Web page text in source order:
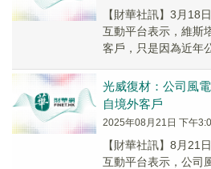
【財華社訊】3月18
互動平台表示，維斯
客戶，只是因為近年
所下降。
光威復材：公司風
自境外客戶
2025年08月21日 下午
【財華社訊】8月21
互動平台表示，公司